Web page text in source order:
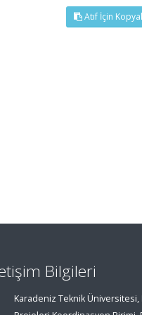
Atıf İçin
Bilgileri
Karadeniz Teknik Üniversitesi,